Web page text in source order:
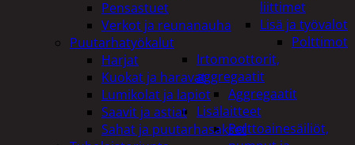
liittimet
Lisä ja työvalot
Polttimot
Irtomoottorit,
aggregaatit
Aggregaatit
Lisälaitteet
Polttoainesäiliöt,
Pensastuet
Verkot ja reunanauha
Puutarhatyökalut
Harjat
Kuokat ja haravat
Lumikolat ja lapiot
Saavit ja astiat
Sahat ja puutarhasakset